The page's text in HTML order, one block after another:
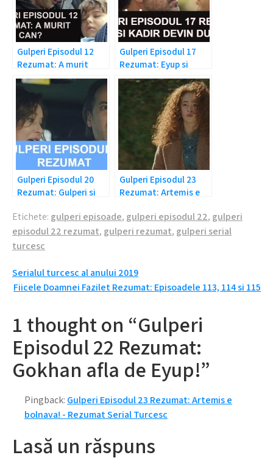
Gulperi Episodul 12
Rezumat: A murit
Can?
Gulperi Episodul 17
Rezumat: Eyup si
Kadir devin dusmani!
Gulperi Episodul 20
Rezumat: Gulperi si
accident?
Gulperi Episodul 23
Rezumat: Artemis e
Etichete: gulperi episoade, gulperi episodul 22, gulperi
episodul 22 rezumat, gulperi rezumat, gulperi serial
turcesc
Navigare
în
articole
Serialul turcesc al anului 2019
Fiicele Doamnei Fazilet Rezumat: Episoadele 113, 114 si 115
1 thought on “Gulperi
Episodul 22 Rezumat:
Gokhan afla de Eyup!”
Pingback: Gulperi Episodul 23 Rezumat: Artemis e
bolnava! - Rezumat Serial Turcesc
Lasă un răspuns